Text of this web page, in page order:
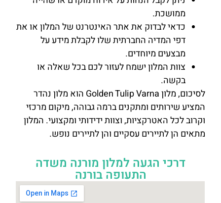
ממושכת.
כדאי לבדוק את אתר האינטרנט של המלון או את
דפי המדיה החברתית שלו לקבלת מידע על
מבצעים מיוחדים.
צוות המלון ישמח לעזור לכם בכל שאלה או
בקשה.
לסיכום, מלון Golden Tulip Varna הוא מלון נהדר
המציע שירותים ומתקנים ברמה גבוהה, מיקום מרכזי
וקרוב לכל האטרקציות, וצוות ידידותי ומקצועי. המלון
מתאים הן לתיירים עסקיים והן לתיירים נופש.
דרכי הגעה למלון מורנה משדה
התעופה בורנה